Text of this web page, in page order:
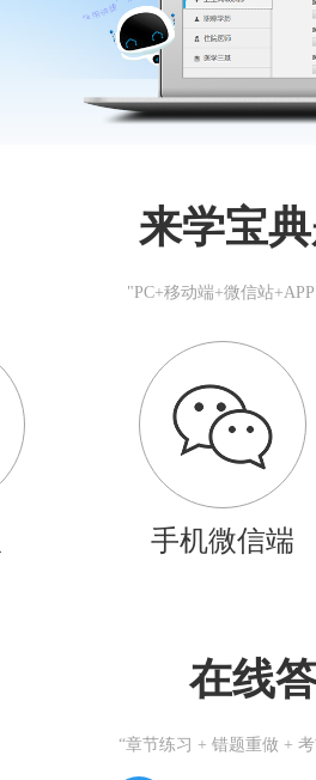
来学宝
"PC+移动端+微信站
手机微信端
在线
“章节练习 + 错题重做 +